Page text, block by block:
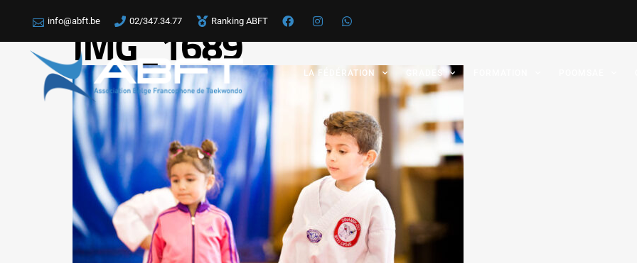
info@abft.be 02/347.34.77 Ranking ABFT
LA FÉDÉRATION GRADES
IMG_1689